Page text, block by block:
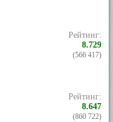
Рейтинг:
8.729
(566 417)
Рейтинг:
8.647
(860 722)